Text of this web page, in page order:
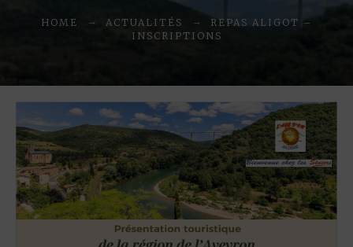
HOME ACTUALITÉS
REPAS ALIGOT –
INSCRIPTIONS